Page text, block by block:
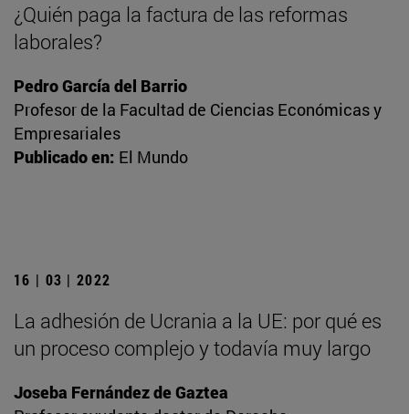
¿Quién paga la factura de las reformas
laborales?
Pedro García del Barrio
Profesor de la Facultad de Ciencias Económicas y
Empresariales
Publicado en: El Mundo
16 | 03 | 2022
La adhesión de Ucrania a la UE: por qué es
un proceso complejo y todavía muy largo
Joseba Fernández de Gaztea